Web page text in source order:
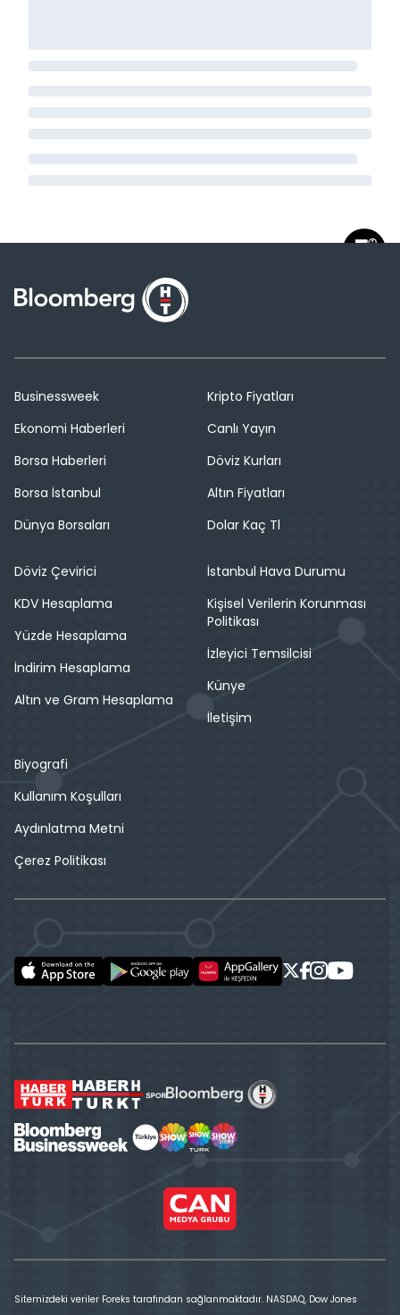
Businessweek
Ekonomi Haberleri
Borsa Haberleri
Borsa İstanbul
Dünya Borsaları
Kripto Fiyatları
Canlı Yayın
Döviz Kurları
Altın Fiyatları
Dolar Kaç Tl
Döviz Çevirici
KDV Hesaplama
Yüzde Hesaplama
İndirim Hesaplama
Altın ve Gram Hesaplama
İstanbul Hava Durumu
Kişisel Verilerin Korunması
Politikası
İzleyici Temsilcisi
Künye
İletişim
Biyografi
Kullanım Koşulları
Aydınlatma Metni
Çerez Politikası
Sitemizdeki veriler Foreks tarafından sağlanmaktadır. NASDAQ, Dow Jones